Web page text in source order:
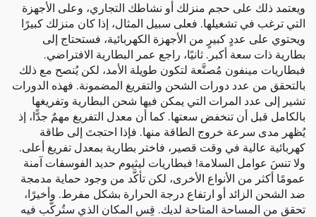
ويعتمد ذلك على حجم منزلك أو نشاطك التجاري، وعلى الأجهزة
التي ترغب في تشغيلها. فعلى سبيل المثال، إذا كان منزلك كبيرًا
ويحتوي على عددٍ كبيرٍ من الأجهزة الكهربائية، فستحتاج إلى
بطارية ذات سعة أكبر. ثانيًا، راجع عمر البطارية الافتراضي.
فبطاريات مينفون مُصنَّعة لتكون طويلة الأمد، لكن يُنصح مع ذلك
بالتحقق من عدد دورات الشحن والتفريغ المضمونة. فهذه الدورات
تشير إلى عدد المرات التي يمكن فيها شحن البطارية وتفريغها
بالكامل قبل أن تنخفض سعتها. كما أن معدل التفريغ مهمٌ جدًّا، إذ
يُظهر مدى سرعة خروج الطاقة منها. فإذا احتجتَ إلى طاقة
كهربائية عالية في وقت قصير، فاختر بطارية بمعدل تفريغ أعلى.
ولا تنسَ عوامل السلامة! فبطاريات ليثيوم حديد الفوسفات آمنة
عمومًا أكثر من الأنواع الأخرى، لكن تأكَّد من وجود حماية مدمجة
ضد الشحن الزائد أو ارتفاع درجة الحرارة بشكل مفرط. وأخيرًا،
تحقق من المساحة المتاحة لديك. قِسِ المكان الذي ستُركَّب فيه